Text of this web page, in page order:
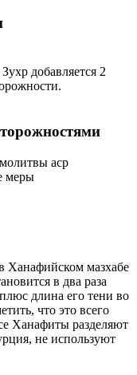
добавляется 2
аср
меры
Ханафийском мазхабе
в два раза
длина его тени во
что это всего
Ханафиты разделяют
не используют